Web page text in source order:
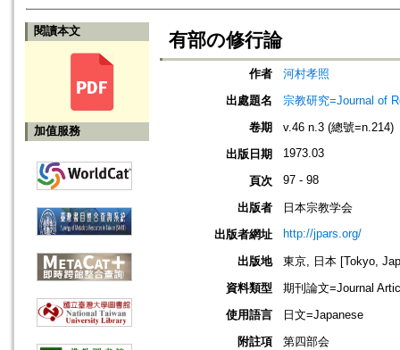
閱讀本文
加值服務
有部の修行論
作者
河村孝照
出處題名
宗教研究=Journal of
卷期
v.46 n.3 (總號=n.214)
出版日期
1973.03
頁次 97 - 98
出版者
日本宗教学会
出版者網址
http://jpars.org/
出版地
東京, 日本 [Tokyo,
資料類型
期刊論文=Journal
使用語言
日文=Japanese
附註項
第四部会